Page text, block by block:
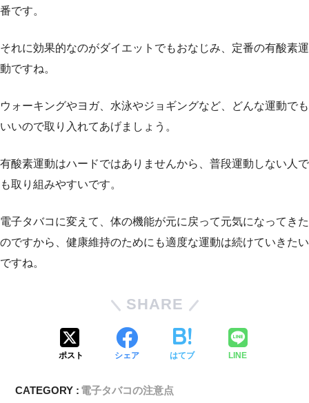
番です。
それに効果的なのがダイエットでもおなじみ、定番の有酸素運
動ですね。
ウォーキングやヨガ、水泳やジョギングなど、どんな運動でも
いいので取り入れてあげましょう。
有酸素運動はハードではありませんから、普段運動しない人で
も取り組みやすいです。
電子タバコに変えて、体の機能が元に戻って元気になってきた
のですから、健康維持のためにも適度な運動は続けていきたい
ですね。
SHARE
ポスト シェア はてブ LINE
CATEGORY : 電子タバコの注意点